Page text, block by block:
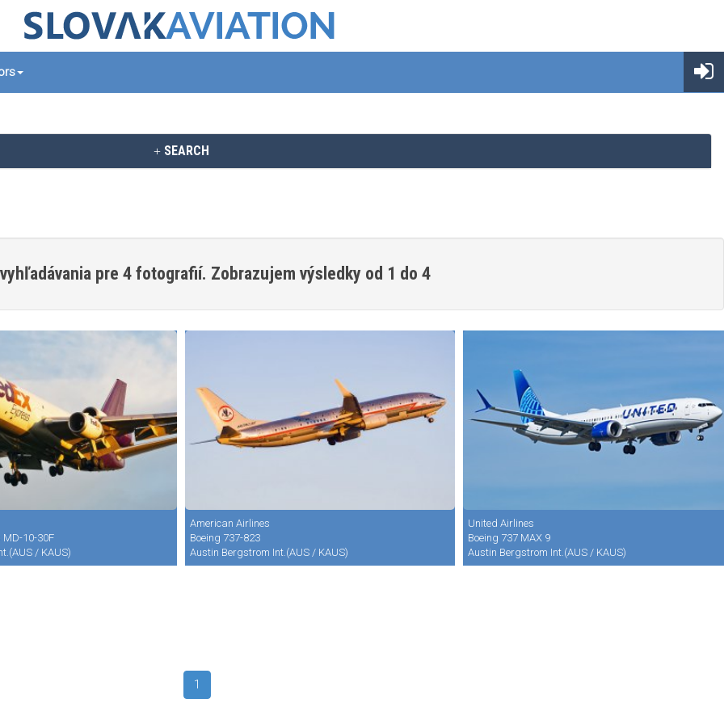
SEARCH
pre 4 fotografií. Zobrazujem výsledky od 1 do 4
MD-10-30F
/ KAUS)
American Airlines
Boeing 737-823
Austin Bergstrom Int.(AUS / KAUS)
United Airlines
Boeing 737 MAX 9
Austin Bergstrom Int.(AUS / KAUS)
1